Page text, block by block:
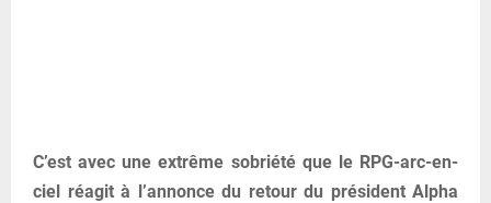
C’est avec une extrême sobriété que le RPG-arc-en-
ciel réagit à l’annonce du retour du président Alpha